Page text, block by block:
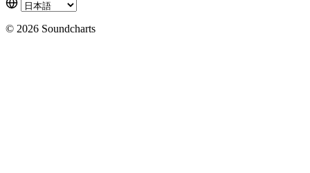
© 2026 Soundcharts